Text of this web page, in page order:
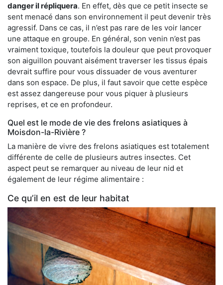
danger il répliquera. En effet, dès que ce petit insecte se
sent menacé dans son environnement il peut devenir très
agressif. Dans ce cas, il n’est pas rare de les voir lancer
une attaque en groupe. En général, son venin n’est pas
vraiment toxique, toutefois la douleur que peut provoquer
son aiguillon pouvant aisément traverser les tissus épais
devrait suffire pour vous dissuader de vous aventurer
dans son espace. De plus, il faut savoir que cette espèce
est assez dangereuse pour vous piquer à plusieurs
reprises, et ce en profondeur.
Quel est le mode de vie des frelons asiatiques à
Moisdon-la-Rivière ?
La manière de vivre des frelons asiatiques est totalement
différente de celle de plusieurs autres insectes. Cet
aspect peut se remarquer au niveau de leur nid et
également de leur régime alimentaire :
Ce qu’il en est de leur habitat